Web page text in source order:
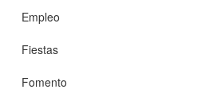
Empleo
Fiestas
Fomento